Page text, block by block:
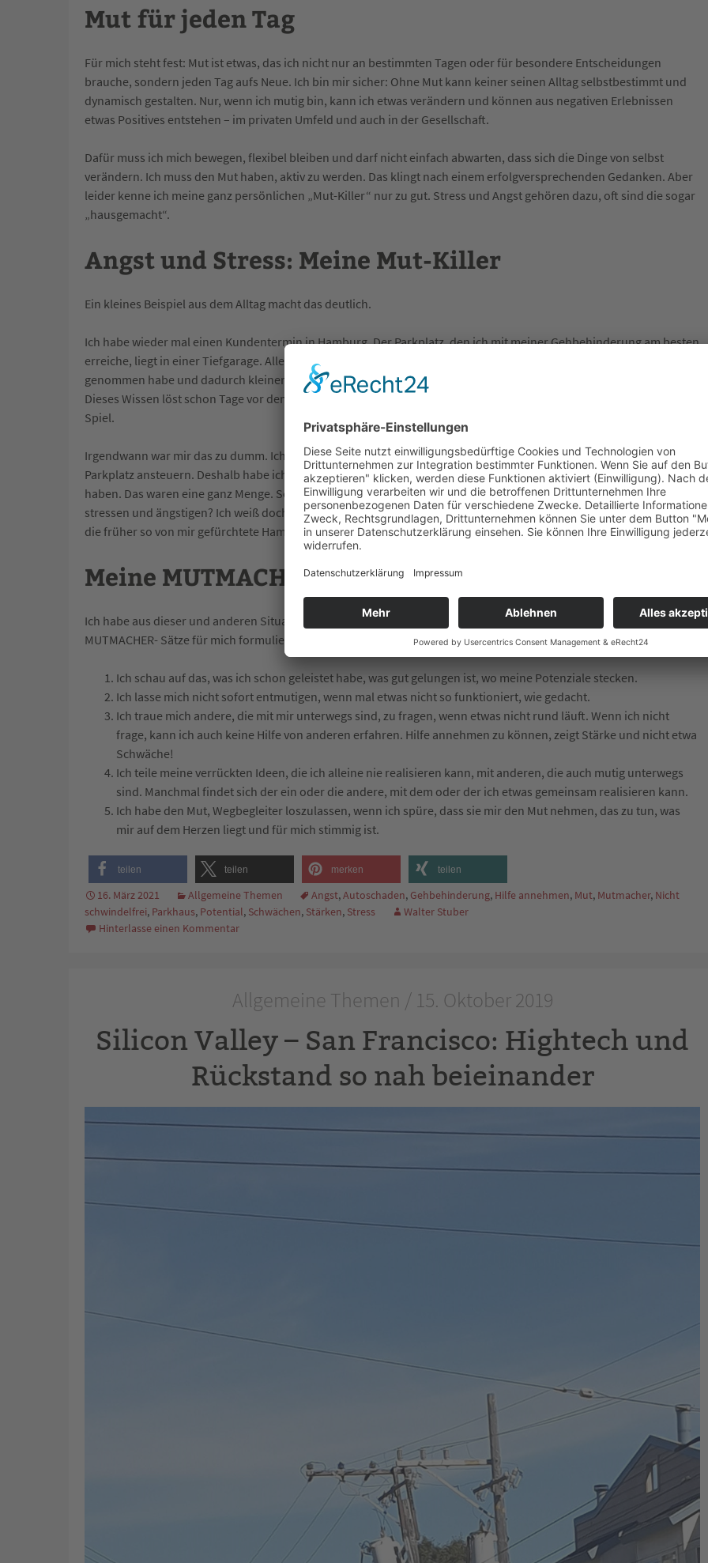
Mut für jeden Tag
Für mich steht fest: Mut ist etwas, das ich nicht nur an bestimmten Tagen oder für besondere Entscheidungen
brauche, sondern jeden Tag aufs Neue. Ich bin mir sicher: Ohne Mut kann keiner seinen Alltag selbstbestimmt und
dynamisch gestalten. Nur, wenn ich mutig bin, kann ich etwas verändern und können aus negativen Erlebnissen
etwas Positives entstehen – im privaten Umfeld und auch in der Gesellschaft.
Dafür muss ich mich bewegen, flexibel bleiben und darf nicht einfach abwarten, dass sich die Dinge von selbst
verändern. Ich muss den Mut haben, aktiv zu werden. Das klingt nach einem erfolgversprechenden Gedanken. Aber
leider kenne ich meine ganz persönlichen „Mut-Killer“ nur zu gut. Stress und Angst gehören dazu, oft sind die sogar
„hausgemacht“.
Angst und Stress: Meine Mut-Killer
Ein kleines Beispiel aus dem Alltag macht das deutlich.
Ich habe wieder mal einen Kundentermin in Hamburg. Der Parkplatz, den ich mit meiner Gehbehinderung am besten
erreiche, liegt in einer Tiefgarage. Allerdings ist die so eng, dass ich hier schon mehrmals die Kurven nicht richtig
genommen habe und dadurch kleinere – und leider auch mal größere – Schäden an meinem Auto entstanden sind.
Dieses Wissen löst schon Tage vor dem Treffen in mir massive Angst und Stress aus. Bei jedem Besuch das gleiche
Spiel.
Irgendwann war mir das zu dumm. Ich wollte diese negativen Gefühle nicht mehr haben und wieder mutig meinen
Parkplatz ansteuern. Deshalb habe ich mir vorgestellt, wie viele Tiefgaragen ich schon völlig problemlos befahren
haben. Das waren eine ganz Menge. Schon war er da, der Gedanke: „Da lasse ich mich von dieser einen in Hamburg
stressen und ängstigen? Ich weiß doch, dass ich es kann!“ Seitdem ich mir das klar gemacht habe, fahre ich mutig in
die früher so von mir gefürchtete Hamburger Tiefgarage.
Meine MUTMACHER – Sätze
Ich habe aus dieser und anderen Situationen, in denen mich der Mut verlassen wollte, gelernt und diese fünf
MUTMACHER- Sätze für mich formuliert:
Ich schau auf das, was ich schon geleistet habe, was gut gelungen ist, wo meine Potenziale stecken.
Ich lasse mich nicht sofort entmutigen, wenn mal etwas nicht so funktioniert, wie gedacht.
Ich traue mich andere, die mit mir unterwegs sind, zu fragen, wenn etwas nicht rund läuft. Wenn ich nicht
frage, kann ich auch keine Hilfe von anderen erfahren. Hilfe annehmen zu können, zeigt Stärke und nicht etwa
Schwäche!
Ich teile meine verrückten Ideen, die ich alleine nie realisieren kann, mit anderen, die auch mutig unterwegs
sind. Manchmal findet sich der ein oder die andere, mit dem oder der ich etwas gemeinsam realisieren kann.
Ich habe den Mut, Wegbegleiter loszulassen, wenn ich spüre, dass sie mir den Mut nehmen, das zu tun, was
mir auf dem Herzen liegt und für mich stimmig ist.
teilen teilen merken teilen
16. März 2021 Allgemeine Themen Angst,Autoschaden, Gehbehinderung, Hilfe annehmen, Mut, Mutmacher, Nicht
schwindelfrei, Parkhaus, Potential, Schwächen, Stärken, Stress
Walter Stuber
Hinterlasse einen Kommentar
Allgemeine Themen / 15. Oktober 2019
Silicon Valley – San Francisco: Hightech und
Rückstand so nah beieinander